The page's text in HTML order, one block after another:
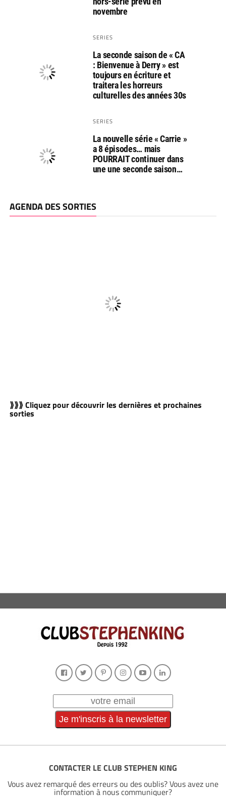
novembre
SERIES
La seconde saison de « CA
: Bienvenue à Derry » est
toujours en écriture et
traitera les horreurs
culturelles des années 30s
SERIES
La nouvelle série « Carrie »
a 8 épisodes… mais
POURRAIT continuer dans
une une seconde saison…
AGENDA DES SORTIES
⟫⟫⟫ Cliquez pour découvrir les dernières et prochaines
sorties
CONTACTER LE CLUB STEPHEN KING
Vous avez remarqué des erreurs ou des oublis? Vous avez une
information à nous communiquer?